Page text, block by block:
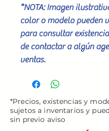
*NOTA: Imagen
color o modelo pueden
para consultar
de contactar a algún
ventas.
*Precios, existencias y
sujetos a inventarios y
sin previo aviso